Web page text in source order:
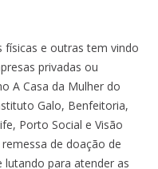
físicas e outras tem vindo
privadas ou
A Casa da Mulher do
Galo, Benfeitoria,
Porto Social e Visão
de doação de
lutando para atender as